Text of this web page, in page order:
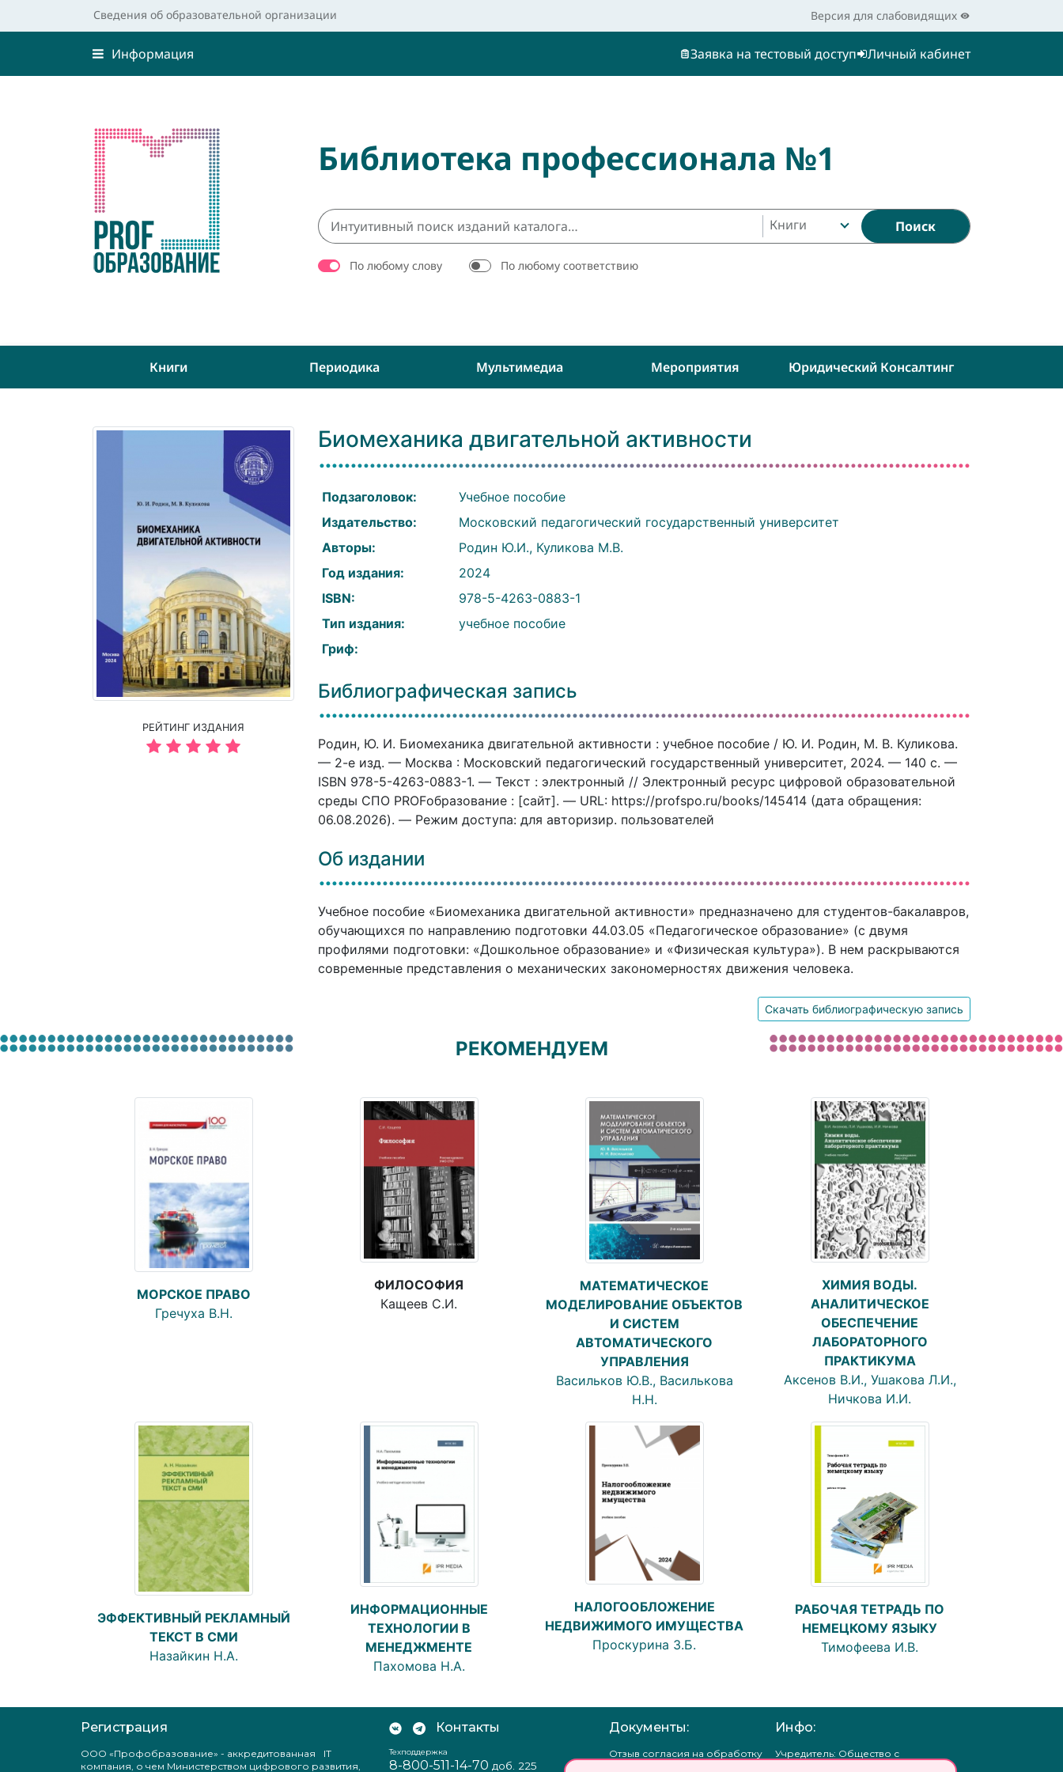
Сведения об образовательной организации Версия для слабовидящих
Информация Заявка на тестовый доступ Личный кабинет
Библиотека профессионала №1
Книги Поиск
По любому слову По любому соответствию
Книги Периодика Мультимедиа Мероприятия Юридический Консалтинг
РЕЙТИНГ ИЗДАНИЯ
Биомеханика двигательной активности
Подзаголовок:
Учебное пособие
Издательство:
Московский педагогический государственный университет
Авторы:
Родин Ю.И., Куликова М.В.
Год издания:
2024
ISBN:
978-5-4263-0883-1
Тип издания:
учебное пособие
Гриф:
Библиографическая запись
Родин, Ю. И. Биомеханика двигательной активности : учебное пособие / Ю. И. Родин, М. В. Куликова.
— 2-е изд. — Москва : Московский педагогический государственный университет, 2024. — 140 c. —
ISBN 978-5-4263-0883-1. — Текст : электронный // Электронный ресурс цифровой образовательной
среды СПО PROFобразование : [сайт]. — URL: https://profspo.ru/books/145414 (дата обращения:
06.08.2026). — Режим доступа: для авторизир. пользователей
Об издании
Учебное пособие «Биомеханика двигательной активности» предназначено для студентов-бакалавров,
обучающихся по направлению подготовки 44.03.05 «Педагогическое образование» (с двумя
профилями подготовки: «Дошкольное образование» и «Физическая культура»). В нем раскрываются
современные представления о механических закономерностях движения человека.
Скачать библиографическую запись
РЕКОМЕНДУЕМ
МОРСКОЕ ПРАВО
Гречуха В.Н.
ФИЛОСОФИЯ
Кащеев С.И.
МАТЕМАТИЧЕСКОЕ
МОДЕЛИРОВАНИЕ ОБЪЕКТОВ
И СИСТЕМ
АВТОМАТИЧЕСКОГО
УПРАВЛЕНИЯ
Васильков Ю.В., Василькова
Н.Н.
ХИМИЯ ВОДЫ.
АНАЛИТИЧЕСКОЕ
ОБЕСПЕЧЕНИЕ
ЛАБОРАТОРНОГО
ПРАКТИКУМА
Аксенов В.И., Ушакова Л.И.,
Ничкова И.И.
ЭФФЕКТИВНЫЙ РЕКЛАМНЫЙ
ТЕКСТ В СМИ
Назайкин Н.А.
ИНФОРМАЦИОННЫЕ
ТЕХНОЛОГИИ В
МЕНЕДЖМЕНТЕ
Пахомова Н.А.
НАЛОГООБЛОЖЕНИЕ
НЕДВИЖИМОГО ИМУЩЕСТВА
Проскурина З.Б.
РАБОЧАЯ ТЕТРАДЬ ПО
НЕМЕЦКОМУ ЯЗЫКУ
Тимофеева И.В.
Регистрация
ООО «Профобразование» - аккредитованная IT
компания, о чем Министерством цифрового развития,
Контакты
Техподдержка
8-800-511-14-70 доб. 225
Документы:
Отзыв согласия на обработку
Инфо:
Учредитель: Общество с